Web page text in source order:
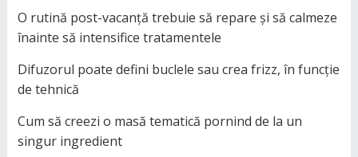
O rutină post-vacanță trebuie să repare și să calmeze
înainte să intensifice tratamentele
Difuzorul poate defini buclele sau crea frizz, în funcție
de tehnică
Cum să creezi o masă tematică pornind de la un
singur ingredient